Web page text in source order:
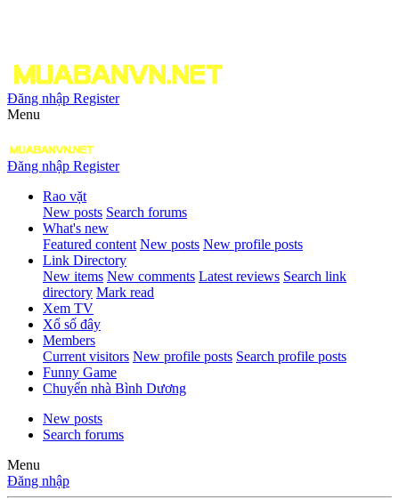
Đăng nhập Register
Menu
Đăng nhập Register
Rao vặt
New posts Search forums
What's new
Featured content New posts New profile posts
Link Directory
New items New comments Latest reviews Search link
directory Mark read
Xem TV
Xổ số đây
Members
Current visitors New profile posts Search profile posts
Funny Game
Chuyển nhà Bình Dương
New posts
Search forums
Menu
Đăng nhập